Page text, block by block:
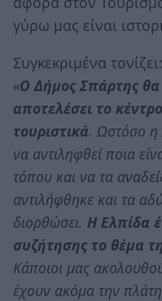
γύρω μας είναι
Συγκεκριμένα τονίζει:
«Ο Δήμος Σπάρτης
αποτελέσει το
τουριστικά. Ωστόσο η
να αντιληφθεί ποια
τόπου και να τα
αντιλήφθηκε και τα
διορθώσει. Η Ελπίδα
συζήτησης το θέμα
Κάποιοι μας
έχουν ακόμα την